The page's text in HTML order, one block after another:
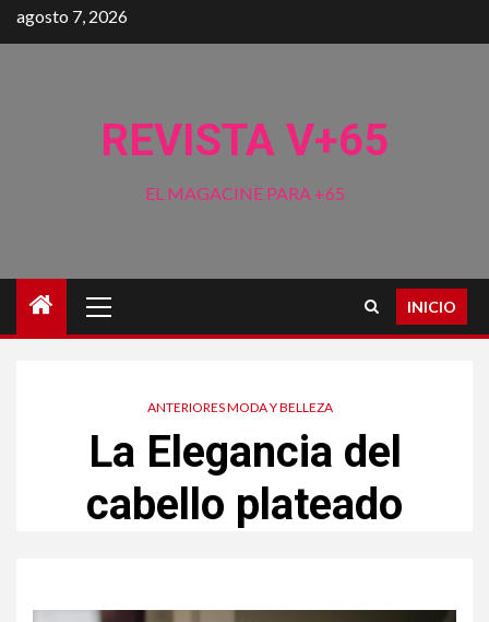
Saltar
al
agosto 7, 2026
REVISTA V+65
EL MAGACINE PARA +65
principal
INICIO
ANTERIORES MODA Y BELLEZA
La Elegancia del
cabello plateado